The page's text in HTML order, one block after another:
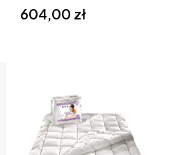
Cena
604,00 zł